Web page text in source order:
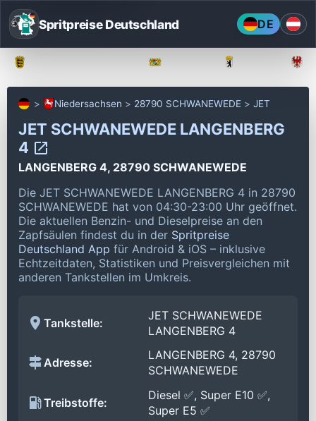
Spritpreise Deutschland DE
Niedersachsen 28790 SCHWANEWEDE JET
JET SCHWANEWEDE LANGENBERG
4
LANGENBERG 4, 28790 SCHWANEWEDE
Die JET SCHWANEWEDE LANGENBERG 4 in 28790
SCHWANEWEDE hat von 04:30-23:00 Uhr geöffnet.
Die aktuellen Benzin- und Dieselpreise an den
Zapfsäulen findest du in der Spritpreise
Deutschland App für Android & iOS – inklusive
Echtzeitdaten, Statistiken und Preisvergleichen mit
anderen Tankstellen im Umkreis.
Tankstelle:
JET SCHWANEWEDE
LANGENBERG 4
Adresse:
LANGENBERG 4, 28790
SCHWANEWEDE
Treibstoffe:
Diesel ✅, Super E10 ✅,
Super E5 ✅